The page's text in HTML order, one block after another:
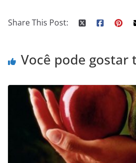
Share This Post:
Você pode gostar